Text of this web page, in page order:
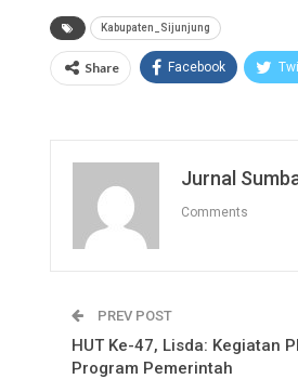
Kabupaten_Sijunjung
Share Facebook
Jurnal
Comments
PREV POST
HUT Ke-47, Lisda: Kegiatan
Program Pemerintah